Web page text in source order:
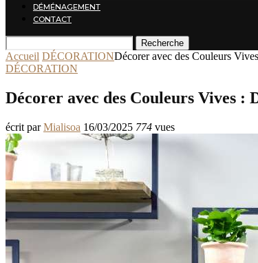
DÉMÉNAGEMENT
CONTACT
Recherche
Accueil DÉCORATIONDécorer avec des Couleurs
DÉCORATION
Décorer avec des Couleurs Vives
écrit parMialisoa 16/03/2025 774 vues